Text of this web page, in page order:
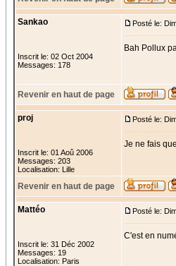
Sankao
Inscrit le: 02 Oct 2004
Messages: 178
Posté le:
Bah Pollux
Revenir en haut de page
proj
Inscrit le: 01 Aoû 2006
Messages: 203
Localisation: Lille
Posté le:
Je ne fais
Revenir en haut de page
Mattéo
Inscrit le: 31 Déc 2002
Messages: 19
Localisation: Paris
Posté le:
C'est en